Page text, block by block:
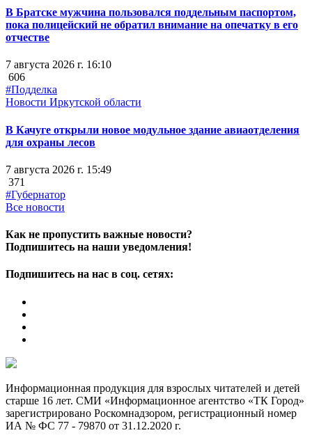
В Братске мужчина пользовался поддельным паспортом,
пока полицейский не обратил внимание на опечатку в его
отчестве
7 августа 2026 г. 16:10
606
#Подделка
Новости Иркутской области
В Качуге открыли новое модульное здание авиаотделения
для охраны лесов
7 августа 2026 г. 15:49
371
#Губернатор
Все новости
Как не пропустить важные новости?
Подпишитесь на наши уведомления!
Подпишитесь на нас в соц. сетях:
Информационная продукция для взрослых читателей и детей
старше 16 лет. СМИ «Информационное агентство «ТК Город»
зарегистрировано Роскомнадзором, регистрационный номер
ИА № ФС 77 - 79870 от 31.12.2020 г.